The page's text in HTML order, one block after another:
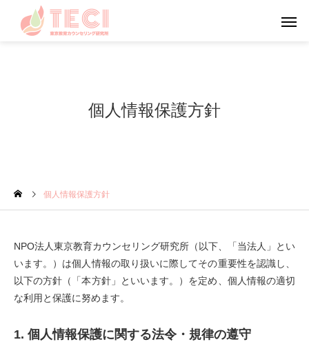
やる気について考えてみよ
感覚過敏について
個人情報保護方針
個人情報保護方針
NPO法人東京教育カウンセリング研究所（以下、「当法人」とい
います。）は個人情報の取り扱いに際してその重要性を認識し、
以下の方針（「本方針」といいます。）を定め、個人情報の適切
な利用と保護に努めます。
1. 個人情報保護に関する法令・規律の遵守